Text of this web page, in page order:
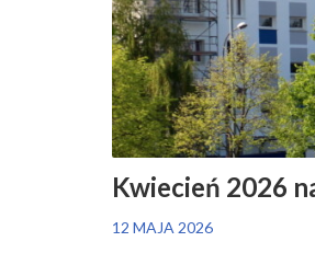
Kwiecień 2026
12 MAJA 2026